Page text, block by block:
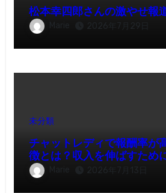
松本幸四郎さんの激やせ報
Marie 2026年7月29日
未分類
チャットレディで報酬率が
徴とは？収入を伸ばすため
いポイント
Marie 2026年7月13日